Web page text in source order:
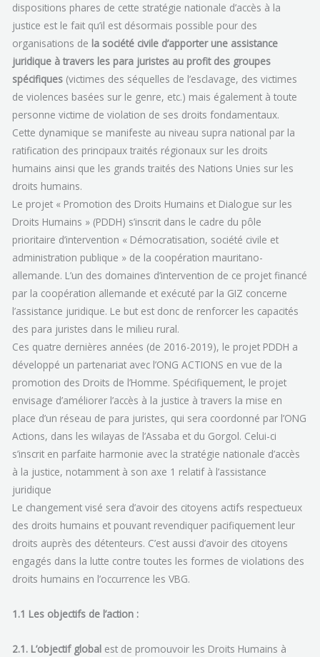
dispositions phares de cette stratégie nationale d’accès à la
justice est le fait qu’il est désormais possible pour des
organisations de la société civile d’apporter une assistance
juridique à travers les para juristes au profit des groupes
spécifiques (victimes des séquelles de l’esclavage, des victimes
de violences basées sur le genre, etc.) mais également à toute
personne victime de violation de ses droits fondamentaux.
Cette dynamique se manifeste au niveau supra national par la
ratification des principaux traités régionaux sur les droits
humains ainsi que les grands traités des Nations Unies sur les
droits humains.
Le projet « Promotion des Droits Humains et Dialogue sur les
Droits Humains » (PDDH) s’inscrit dans le cadre du pôle
prioritaire d’intervention « Démocratisation, société civile et
administration publique » de la coopération mauritano-
allemande. L’un des domaines d’intervention de ce projet financé
par la coopération allemande et exécuté par la GIZ concerne
l’assistance juridique. Le but est donc de renforcer les capacités
des para juristes dans le milieu rural.
Ces quatre dernières années (de 2016-2019), le projet PDDH a
développé un partenariat avec l’ONG ACTIONS en vue de la
promotion des Droits de l’Homme. Spécifiquement, le projet
envisage d’améliorer l’accès à la justice à travers la mise en
place d’un réseau de para juristes, qui sera coordonné par l’ONG
Actions, dans les wilayas de l’Assaba et du Gorgol. Celui-ci
s’inscrit en parfaite harmonie avec la stratégie nationale d’accès
à la justice, notamment à son axe 1 relatif à l’assistance
juridique
Le changement visé sera d’avoir des citoyens actifs respectueux
des droits humains et pouvant revendiquer pacifiquement leur
droits auprès des détenteurs. C’est aussi d’avoir des citoyens
engagés dans la lutte contre toutes les formes de violations des
droits humains en l’occurrence les VBG.
1.1 Les objectifs de l’action :
2.1. L’objectif global est de promouvoir les Droits Humains à